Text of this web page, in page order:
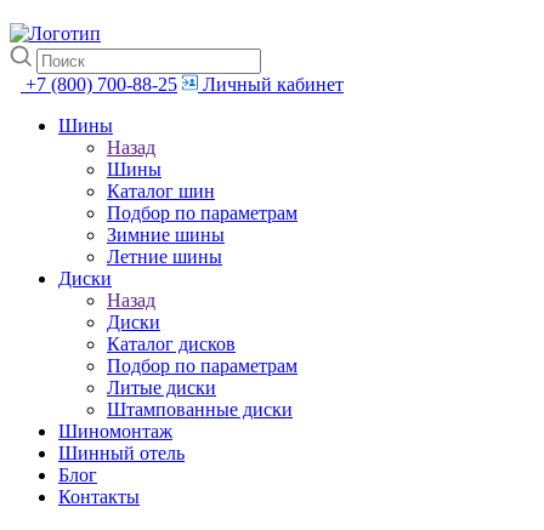
+7 (800) 700-88-25
Личный кабинет
Шины
Назад
Шины
Каталог шин
Подбор по параметрам
Зимние шины
Летние шины
Диски
Назад
Диски
Каталог дисков
Подбор по параметрам
Литые диски
Штампованные диски
Шиномонтаж
Шинный отель
Блог
Контакты